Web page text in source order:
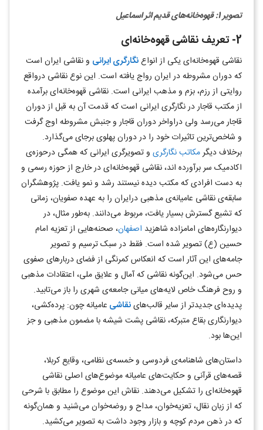
تصویر 1: قهوه‌خانه‌های قدیم اثر اسماعیل
2- تعریف نقاشی قهوه‌خانه‌ای
نقاشی قهوه‌خانه‌ای یکی از انواعنگارگری ایرانی و نقاشی ایران است
که دوران مشروطه در ایران رواج یافته است. این نوع نقاشی درواقع
روایتی از رزم، بزم و مذهب ایرانی است. نقاشی قهوه‌خانه‌ای برآمده
از مکتب قاجار در نگارگری ایرانی است که قدمت آن به قبل از دوران
قاجار می‌رسد ولی دراواخر دوران قاجار و جنبش مشروطه اوج گرفت
و شاخص‌ترین تاثیرات خود را در دوران پهلوی برجای می‌گذارد.
برخلاف دیگرمکاتب نگارگری و تصویرگری ایرانی که همگی درحوزه‌ی
اکادمیک سر برآورده اند، نقاشی قهوه‌خانه‌ای در خارج از حوزه رسمی و
به دست افرادی که مکتب دیده نیستند رشد و نمو یافت. پژوهشگران
سابقه‌ی نقاشی عامیانه‌ی مذهبی درایران را به عهده صفویان، زمانی
که تشیع گسترش بسیار یافت، مربوط می‌دانند. به‌طور مثال، در
دیوارنگاره‌های امامزاده شاهزید اصفهان، صحنه‌هایی از تعزیه امام
حسین (ع) تصویر شده است. فقط در سبک ترسیم و تصویر
جامه‌های این آثار است که انعکاس کمرنگی از فضای دربارهای صفوی
حس می‌شود. این‌گونه نقاشی که آمال و علایق ملی، اعتقادات مذهبی
و روح فرهنگ خاص لایه‌های میانی جامعه‌ی شهری را باز می‌تابید.
پدیده‌ای جدیدتر از سایر قالب‌هاینقاشی عامیانه چون: پرده‌کشی،
دیوارنگاری بقاع متبرکه، نقاشی پشت شیشه با مضمون مذهبی و جز
این‌ها بود.
داستان‌های شاهنامه‌ی فردوسی و خمسه‌ی نظامی، وقایع کربلا،
قصه‌های قرآنی و حکایت‌های عامیانه موضوع‌های اصلی نقاشی
قهوه‌خانه‌ای را تشکیل می‌دهند. نقاش این موضوع را مطابق با شرحی
که از زبان نقال، تعزیه‌‌خوان، مداح و روضه‌خوان می‌شنید و همان‌گونه
که در ذهن مردم کوچه و بازار وجود داشت به تصویر می‌کشید.